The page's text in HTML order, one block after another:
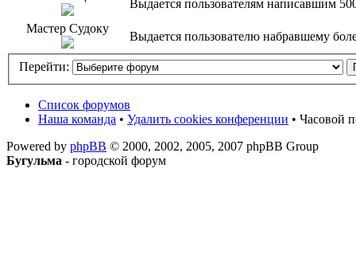
Выдается пользователям написавшим
Мастер Судоку
Выдается пользователю набравшему
Перейти:
Список форумов
Наша команда • Удалить cookies конференции • Часовой
Powered by phpBB © 2000, 2002, 2005, 2007 phpBB Group
Бугульма - городской форум